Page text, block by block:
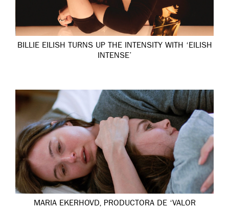
BILLIE EILISH TURNS UP THE INTENSITY WITH ‘EILISH
INTENSE’
MARIA EKERHOVD, PRODUCTORA DE ‘VALOR